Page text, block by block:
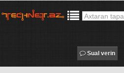
Sual verin